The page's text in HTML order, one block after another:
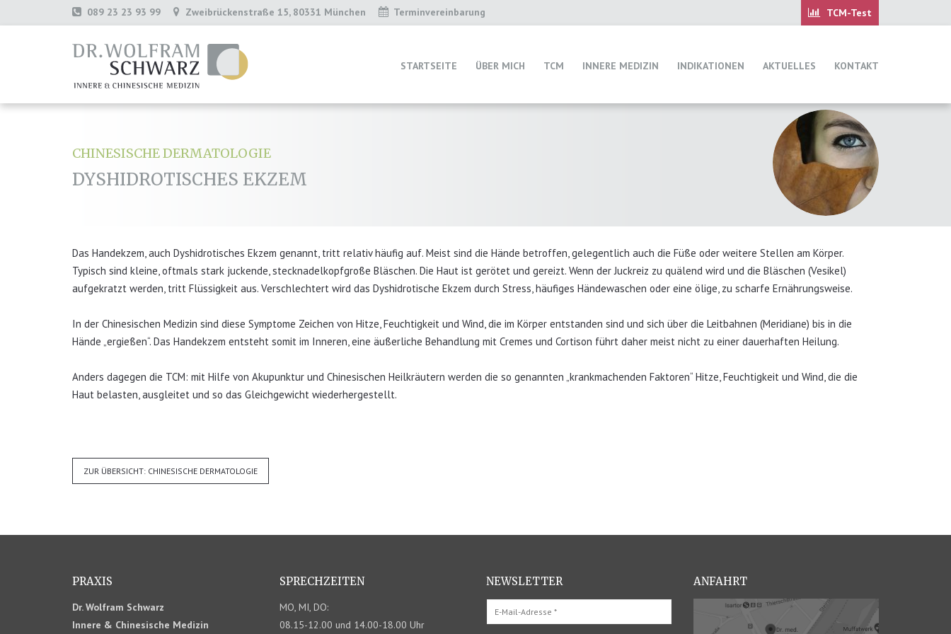
089 23 23 93 99 Zweibrückenstraße 15, 80331 München Terminvereinbarung
STARTSEITE ÜBER MICH TCM INNERE MEDIZIN INDIKATIONEN AKTUELLES KONTAKT
CHINESISCHE DERMATOLOGIE
DYSHIDROTISCHES EKZEM
Das Handekzem, auch Dyshidrotisches Ekzem genannt, tritt relativ häufig auf. Meist sind die Hände betroffen, gelegentlich auch die Füße oder weitere Stellen am Körper.
Typisch sind kleine, oftmals stark juckende, stecknadelkopfgroße Bläschen. Die Haut ist gerötet und gereizt. Wenn der Juckreiz zu quälend wird und die Bläschen (Vesikel)
aufgekratzt werden, tritt Flüssigkeit aus. Verschlechtert wird das Dyshidrotische Ekzem durch Stress, häufiges Händewaschen oder eine ölige, zu scharfe Ernährungsweise.
In der Chinesischen Medizin sind diese Symptome Zeichen von Hitze, Feuchtigkeit und Wind, die im Körper entstanden sind und sich über die Leitbahnen (Meridiane) bis in die
Hände „ergießen“. Das Handekzem entsteht somit im Inneren, eine äußerliche Behandlung mit Cremes und Cortison führt daher meist nicht zu einer dauerhaften Heilung.
Anders dagegen die TCM: mit Hilfe von Akupunktur und Chinesischen Heilkräutern werden die so genannten „krankmachenden Faktoren“ Hitze, Feuchtigkeit und Wind, die die
Haut belasten, ausgleitet und so das Gleichgewicht wiederhergestellt.
ZUR ÜBERSICHT: CHINESISCHE DERMATOLOGIE
PRAXIS
Dr. Wolfram Schwarz
Innere & Chinesische Medizin
SPRECHZEITEN
MO, MI, DO:
08.15-12.00 und 14.00-18.00 Uhr
NEWSLETTER ANFAHRT